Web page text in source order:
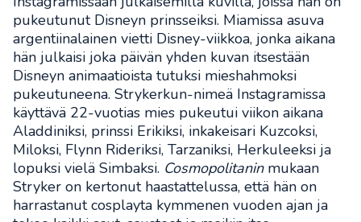
pukeutunut Disneyn prinsseiksi. Miamissa asuva
argentiinalainen vietti Disney-viikkoa, jonka aikana
hän julkaisi joka päivän yhden kuvan itsestään
Disneyn animaatioista tutuksi mieshahmoksi
pukeutuneena. Strykerkun-nimeä Instagramissa
käyttävä 22-vuotias mies pukeutui viikon aikana
Aladdiniksi, prinssi Erikiksi, inkakeisari Kuzcoksi,
Miloksi, Flynn Rideriksi, Tarzaniksi, Herkuleeksi ja
lopuksi vielä Simbaksi. Cosmopolitaninmukaan
Stryker on kertonut haastattelussa, että hän on
harrastanut cosplayta kymmenen vuoden ajan ja